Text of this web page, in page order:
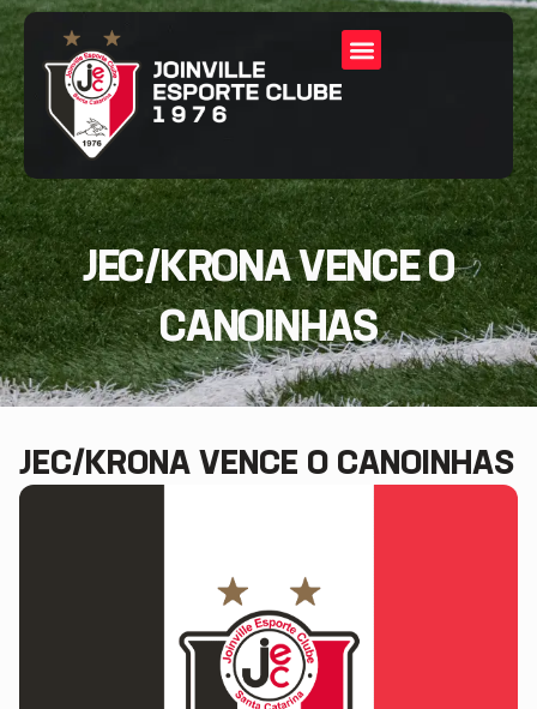
JEC/KRONA VENCE O
CANOINHAS
JEC/KRONA VENCE O CANOINHAS